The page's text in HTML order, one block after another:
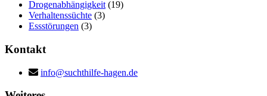
Drogenabhängigkeit (19)
Verhaltenssüchte (3)
Essstörungen (3)
Kontakt
info@suchthilfe-hagen.de